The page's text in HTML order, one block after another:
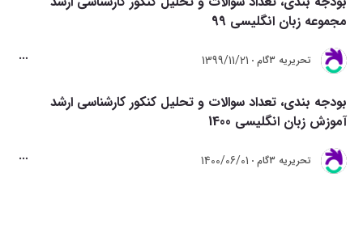
مجموعه زبان انگلیسی 99
تحريريه 3گام 1399/11/21
بودجه بندی، تعداد سوالات و تحلیل کنکور کارشناسی ارشد
آموزش زبان انگلیسی 1400
تحريريه 3گام 1400/06/01